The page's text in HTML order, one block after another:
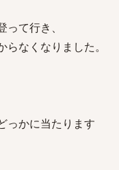
て行き、
なくなりました。
かに当たります